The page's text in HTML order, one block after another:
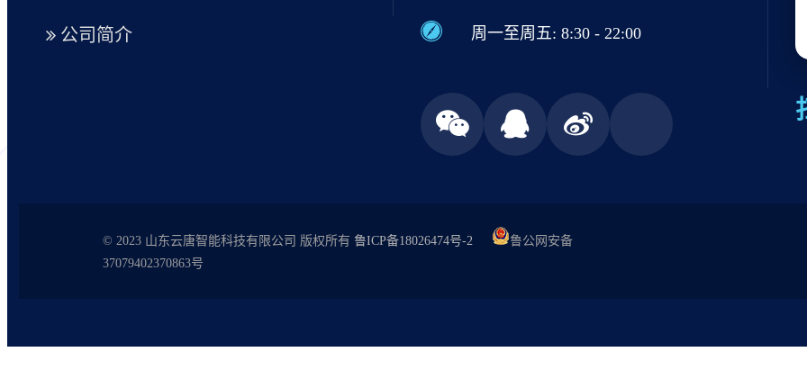
公司简介 周一至周五: 8:30 - 22:00
© 2023 山东云唐智能科技有限公司 版权所有 鲁ICP备18026474号-2
鲁公网安备
37079402370863号